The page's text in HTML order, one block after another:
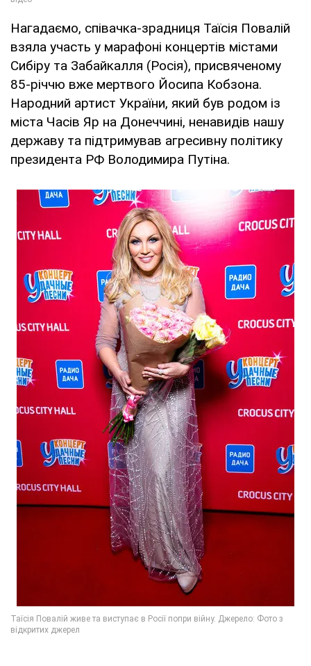
Нагадаємо, співачка-зрадниця Таїсія Повалій
взяла участь у марафоні концертів містами
Сибіру та Забайкалля (Росія), присвяченому
85-річчю вже мертвого Йосипа Кобзона.
Народний артист України, який був родом із
міста Часів Яр на Донеччині, ненавидів нашу
державу та підтримував агресивну політику
президента РФ Володимира Путіна.